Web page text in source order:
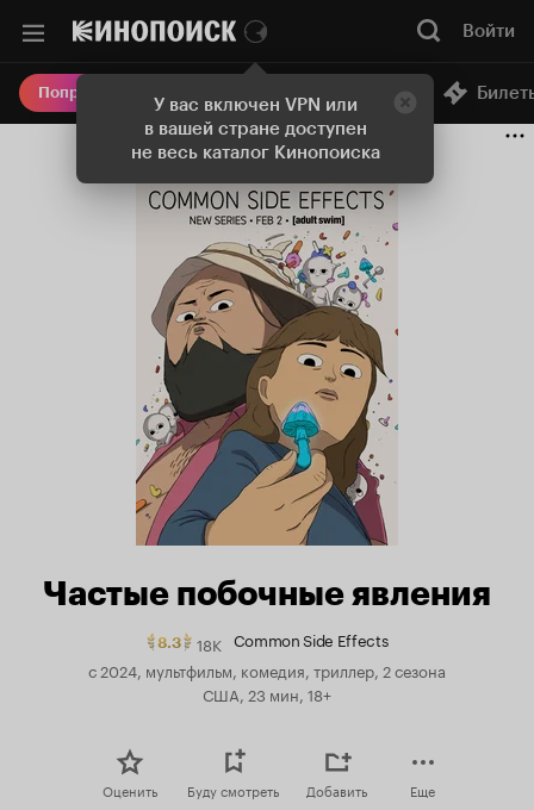
У вас включен VPN или
в вашей стране доступен
не весь каталог Кинопоиска
Войти
Попробовать Плюс Онлайн-кинотеатр
Частые побочные явления
8.3Рейтинг
Кинопоиска
8.3.
18K Common Side Effects
с 2024, мультфильм, комедия, триллер, 2 сезона
США, 23 мин, 18+
Оценить Буду смотреть Добавить Еще